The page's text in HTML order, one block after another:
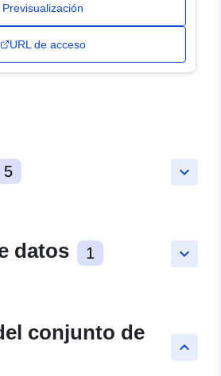
Previsualización
URL de acceso
keyboard_arrow_down
5
keyboard_arrow_down
datos 1
keyboard_arrow_up
conjunto de